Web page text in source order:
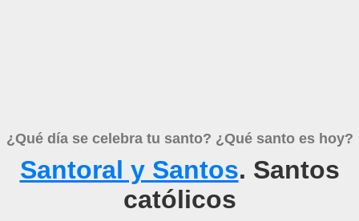
¿Qué día se celebra tu santo? ¿Qué santo es hoy?
Santoral y Santos. Santos
católicos